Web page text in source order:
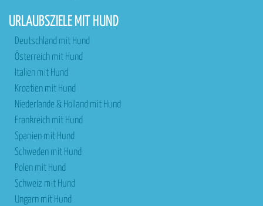
URLAUBSZIELE MIT HUND
Deutschland mit Hund
Österreich mit Hund
Italien mit Hund
Kroatien mit Hund
Niederlande & Holland mit Hund
Frankreich mit Hund
Spanien mit Hund
Schweden mit Hund
Polen mit Hund
Schweiz mit Hund
Ungarn mit Hund